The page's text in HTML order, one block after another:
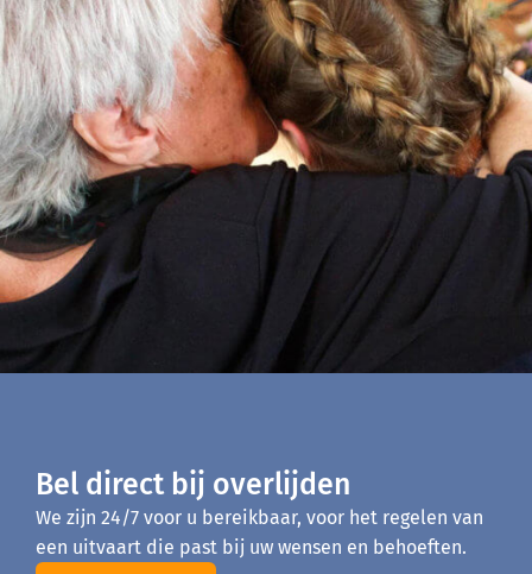
Bel direct bij overlijden
We zijn 24/7 voor u bereikbaar, voor het regelen van
een uitvaart die past bij uw wensen en behoeften.